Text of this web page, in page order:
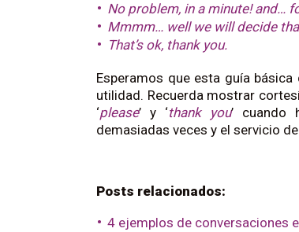
No problem, in a minute! and…
Mmmm… well we will decide
That’s ok, thank you.
Esperamos que esta guía
utilidad. Recuerda mostrar
‘please’ y ‘thank you’ cuando
demasiadas veces y el servicio
Posts relacionados:
4 ejemplos de conversaciones